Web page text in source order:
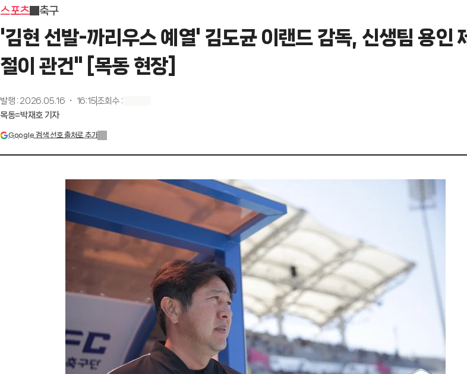
스포츠 축구
'김현 선발-까리우스 예열' 김도균 이랜드 감독, 신생팀 용인
절이 관건" [목동 현장]
발행 : 2026.05.16 ・ 16:15 조회수:
목동=박재호 기자
Google 검색 선호 출처로 추가